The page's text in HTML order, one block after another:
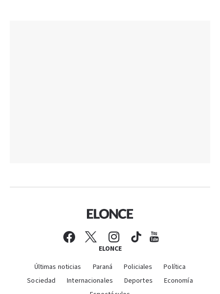
ELONCE
Últimas noticias Paraná Policiales
Política
Sociedad
Internacionales Deportes
Economía